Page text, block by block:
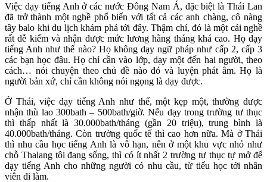
Việc dạy tiếng Anh ở các nước Đông Nam Á, đặc biệt là Thái Lan
đã trở thành một nghề phổ biến với tất cả các anh chàng, cô nàng
tây balo khi du lịch khám phá tới đây. Thậm chí, đó là một cái nghề
rất dễ kiếm và nhận được mức lương hằng tháng khá cao. Họ dạy
tiếng Anh như thế nào? Họ không dạy ngữ pháp như cấp 2, cấp 3
các bạn học đâu. Họ chỉ cần vào lớp, dạy một đến hai người, theo
cách… nói chuyện theo chủ đề nào đó và luyện phát âm. Họ là
người bản xứ, chỉ cần không nói ngọng là dạy được.
Ở Thái, việc dạy tiếng Anh như thế, một kẹp một, thường được
nhận thù lao 300bath – 500bath/giờ. Nếu dạy trong trường tư thục
thì thấp nhất là 30.000bath/tháng (gần 20 triệu), trung bình là
40.000bath/tháng. Còn trường quốc tế thì cao hơn nữa. Mà ở Thái
thì nhu cầu học tiếng Anh là vô hạn, nên ở một khu vực nhỏ như
chỗ Thalang tôi đang sống, thì có ít nhất 2 trường tư thục tự mở để
dạy tiếng Anh cho những người có nhu cầu, từ tiểu học tới nhân
viên đi làm.